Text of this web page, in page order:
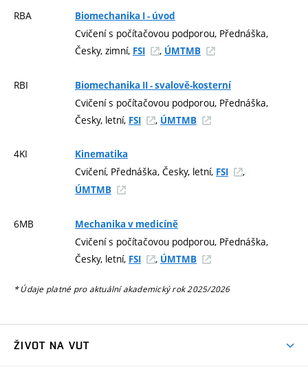
RBA Biomechanika I - úvod
Cvičení s počítačovou podporou, Přednáška,
Česky, zimní, FSI , ÚMTMB
RBI Biomechanika II - svalově-kosterní
Cvičení s počítačovou podporou, Přednáška,
Česky, letní, FSI , ÚMTMB
4KI Kinematika
Cvičení, Přednáška, Česky, letní, FSI ,
ÚMTMB
6MB Mechanika v medicíně
Cvičení s počítačovou podporou, Přednáška,
Česky, letní, FSI , ÚMTMB
* Údaje platné pro aktuální akademický rok 2025/2026
ŽIVOT NA VUT